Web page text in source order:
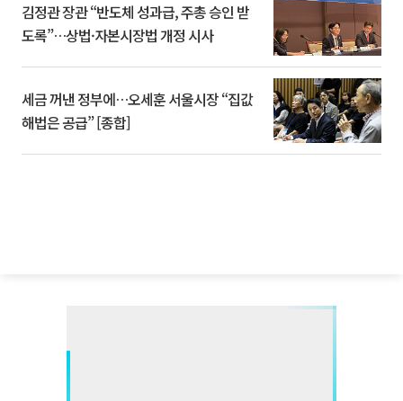
김정관 장관 “반도체 성과급, 주총 승인 받
도록”…상법·자본시장법 개정 시사
세금 꺼낸 정부에…오세훈 서울시장 “집값
해법은 공급” [종합]